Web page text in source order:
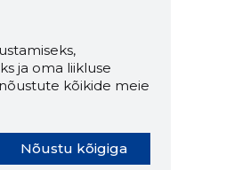
ja oma liikluse
kõikide meie
Nõustu kõigiga